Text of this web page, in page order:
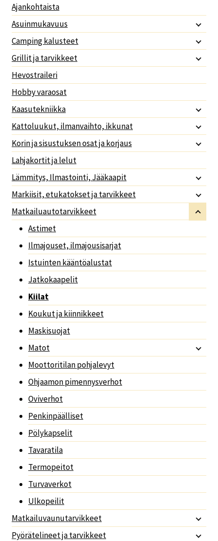
Ajankohtaista
Asuinmukavuus
Camping kalusteet
Grillit ja tarvikkeet
Hevostraileri
Hobby varaosat
Kaasutekniikka
Kattoluukut, ilmanvaihto, ikkunat
Korin ja sisustuksen osat ja korjaus
Lahjakortit ja lelut
Lämmitys, Ilmastointi, Jääkaapit
Markiisit, etukatokset ja tarvikkeet
Matkailuautotarvikkeet
Astimet
Ilmajouset, ilmajousisarjat
Istuinten kääntöalustat
Jatkokaapelit
Kiilat
Koukut ja kiinnikkeet
Maskisuojat
Matot
Moottoritilan pohjalevyt
Ohjaamon pimennysverhot
Oviverhot
Penkinpäälliset
Pölykapselit
Tavaratila
Termopeitot
Turvaverkot
Ulkopeilit
Matkailuvaunutarvikkeet
Pyörätelineet ja tarvikkeet